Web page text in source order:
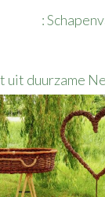
van
uit duurzame